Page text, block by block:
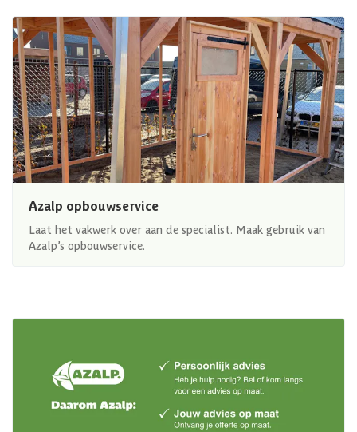
Azalp opbouwservice
Laat het vakwerk over aan de specialist. Maak gebruik van
Azalp’s opbouwservice.